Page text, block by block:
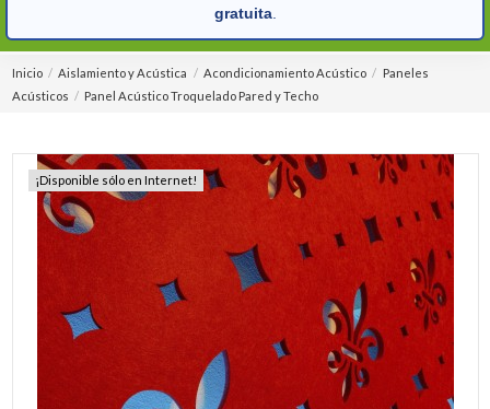
gratuita.
Inicio Aislamiento y Acústica Acondicionamiento Acústico
Paneles
Acústicos
Panel Acústico Troquelado Pared y Techo
¡Disponible sólo en Internet!